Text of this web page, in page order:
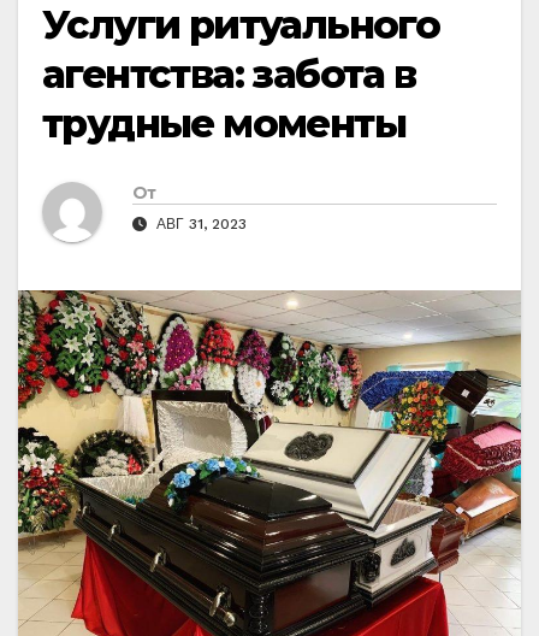
Услуги ритуального
агентства: забота в
трудные моменты
От
АВГ 31, 2023